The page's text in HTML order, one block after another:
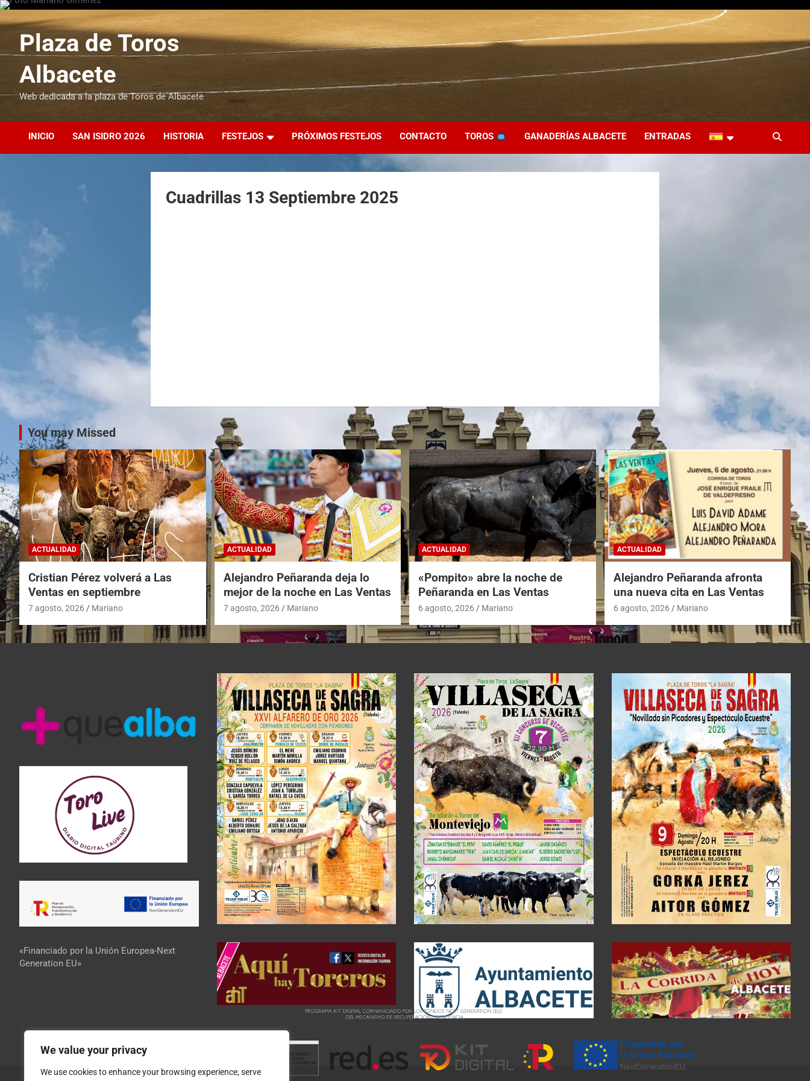
We value your privacy
We use cookies to enhance your browsing experience, serve
Plaza de Toros
Albacete
Web dedicada a la plaza de Toros de Albacete
INICIO SAN ISIDRO 2026 HISTORIA FESTEJOS PRÓXIMOS FESTEJOS CONTACTO TOROS GANADERÍAS ALBACETE ENTRADAS
Cuadrillas 13 Septiembre 2025
You may Missed
ACTUALIDAD
Cristian Pérez volverá a Las
Ventas en septiembre
7 agosto, 2026 Mariano
ACTUALIDAD
Alejandro Peñaranda deja lo
mejor de la noche en Las Ventas
7 agosto, 2026 Mariano
ACTUALIDAD
«Pompito» abre la noche de
Peñaranda en Las Ventas
6 agosto, 2026 Mariano
ACTUALIDAD
Alejandro Peñaranda afronta
una nueva cita en Las Ventas
6 agosto, 2026 Mariano
«Financiado por la Unión Europea-Next
Generation EU»